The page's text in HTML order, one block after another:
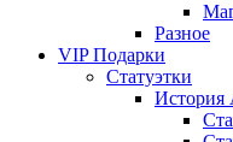
Разное
VIP Подарки
Статуэтки
История